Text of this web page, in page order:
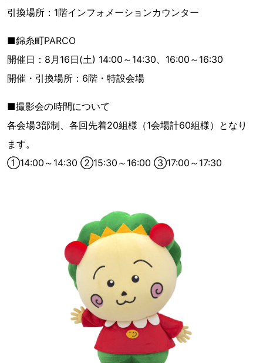
引換場所：1階インフォメーションカウンター
■錦糸町PARCO
開催日：8月16日(土) 14:00～14:30、16:00～16:30
開催・引換場所：6階・特設会場
■撮影会の時間について
各会場3部制、各回先着20組様（1会場計60組様）となり
ます。
①14:00～14:30 ②15:30～16:00 ③17:00～17:30